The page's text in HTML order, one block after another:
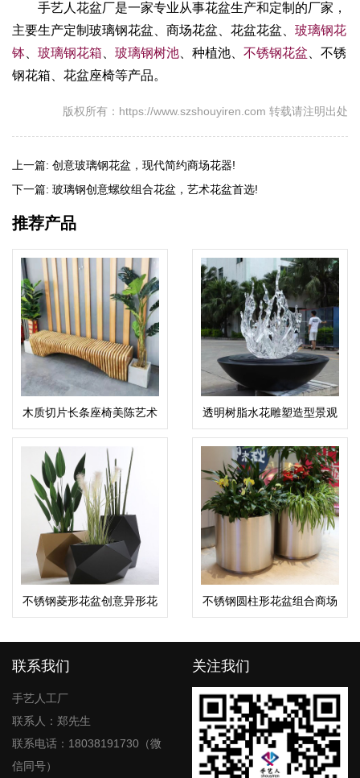
手艺人花盆厂是一家专业从事花盆生产和定制的厂家，
主要生产定制玻璃钢花盆、商场花盆、花盆花盆、 玻璃钢花
钵
玻璃钢花箱 玻璃钢树池 、种植池、 不锈钢花盆 、不锈
钢花箱、花盆座椅等产品。
版权所有：https://www.szshouyiren.com 转载请注明出处
上一篇: 创意玻璃钢花盆，现代简约商场花器!
下一篇: 玻璃钢创意螺纹组合花盆，艺术花盆首选!
推荐产品
木质切片长条座椅美陈艺术
坐凳
透明树脂水花雕塑造型景观
艺术摆件
不锈钢菱形花盆创意异形花
钵
不锈钢圆柱形花盆组合商场
酒店花钵
联系我们
手艺人工厂
联系人：郑先生
联系电话：18038191730（微
信同号）
关注我们